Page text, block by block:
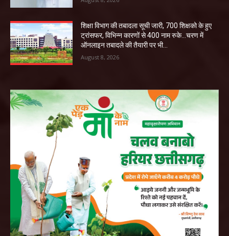
शिक्षा विभाग की तबादला सूची जारी, 700 शिक्षको के हुए
ट्रांसफर, विभिन्न कारणों से 400 नाम रुके…चरण में
ऑनलाइन तबादले की तैयारी पर भी...
August 8, 2026